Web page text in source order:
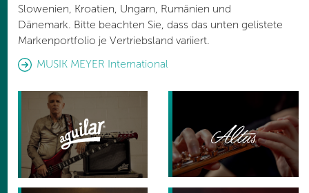
Slowenien, Kroatien, Ungarn, Rumänien und
Dänemark. Bitte beachten Sie, dass das unten gelistete
Markenportfolio je Vertriebsland variiert.
MUSIK MEYER International